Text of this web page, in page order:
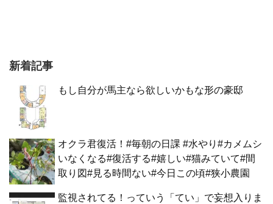
新着記事
もし自分が馬主なら欲しいかもな形の豪邸
オクラ君復活！#毎朝の日課 #水やり#カメムシ
いなくなる#復活する#嬉しい#猫みていて#間
取り図#見る時間ない#今日この頃#狭小農園
監視されてる！っていう「てい」で妄想入りま